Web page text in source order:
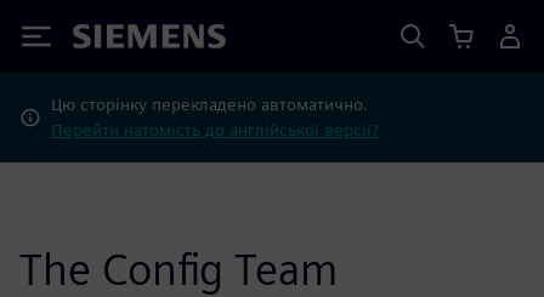
Siemens
Цю сторінку перекладено автоматично.
Перейти натомість до англійської версії?
The Config Team